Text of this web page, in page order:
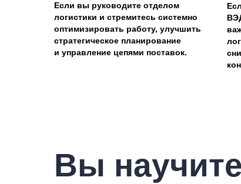
Если вы руководите отделом
логистики и стремитесь системно
оптимизировать работу, улучшить
стратегическое планирование
и управление цепями поставок.
Вы